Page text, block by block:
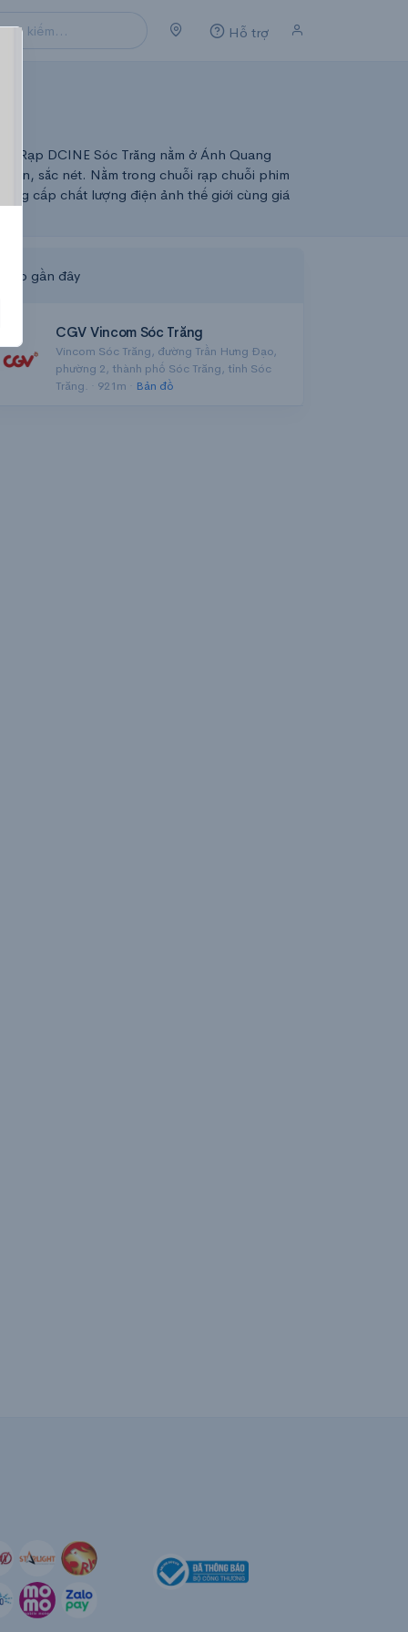
Hỗ trợ
Rạp DCINE Sóc Trăng nằm ở Ánh Quang
lớn, sắc nét. Nằm trong chuỗi rạp chuỗi phim
cấp chất lượng điện ảnh thế giới cùng giá
Rạp gần đây
CGV Vincom Sóc Trăng
Vincom Sóc Trăng, đường Trần Hưng Đạo,
phường 2, thành phố Sóc Trăng, tỉnh Sóc
Trăng. · 921m ·
Bản đồ